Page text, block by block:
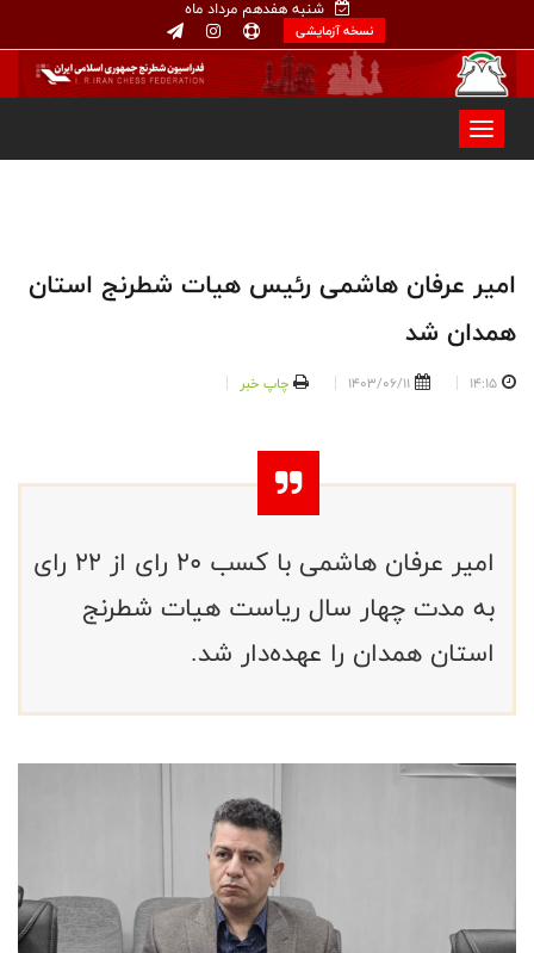
شنبه هفدهم مرداد ماه
نسخه آزمایشی
امیر عرفان هاشمی رئیس هیات شطرنج استان
همدان شد
14:15
1403/06/11 چاپ خبر
امیر عرفان هاشمی با کسب ۲۰ رای از ۲۲ رای
به مدت چهار سال ریاست هیات شطرنج
استان همدان را عهده‌دار شد.